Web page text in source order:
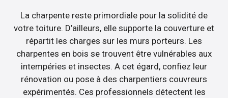
La charpente reste primordiale pour la solidité de
votre toiture. D’ailleurs, elle supporte la couverture et
répartit les charges sur les murs porteurs. Les
charpentes en bois se trouvent être vulnérables aux
intempéries et insectes. A cet égard, confiez leur
rénovation ou pose à des charpentiers couvreurs
expérimentés. Ces professionnels détectent les